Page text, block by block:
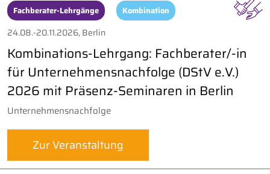
Fachberater-Lehrgänge Kombination
24.08.-20.11.2026, Berlin
Kombinations-Lehrgang: Fachberater/-in
für Unternehmensnachfolge (DStV e.V.)
2026 mit Präsenz-Seminaren in Berlin
Unternehmensnachfolge
Zur Veranstaltung